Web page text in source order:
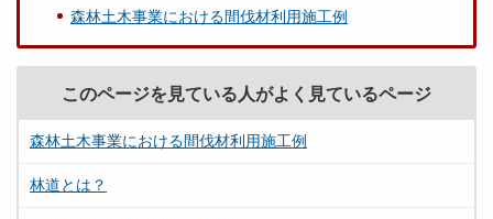
森林土木事業における間伐材利用施工例
このページを見ている人がよく見ているページ
森林土木事業における間伐材利用施工例
林道とは？